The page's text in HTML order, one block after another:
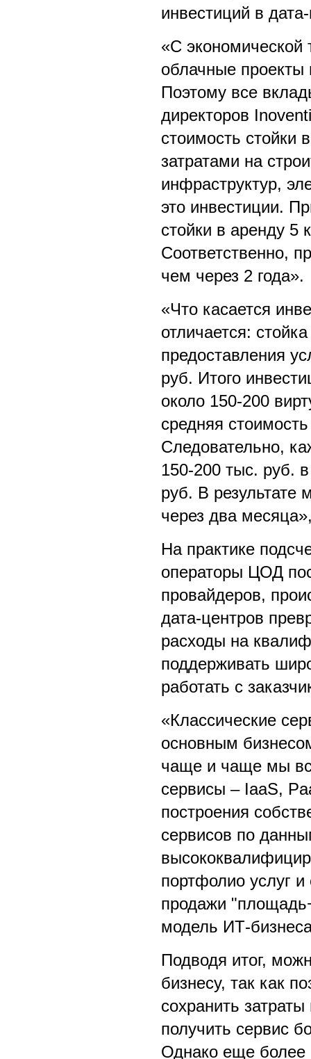
инвестиций в
«С экономической
облачные
Поэтому все
директоров
стоимость стойки
затратами на
инфраструктур,
это инвестиции.
стойки в аренду 5
Соответственно,
чем через 2 года».
«Что касается
отличается:
предоставления
руб. Итого
около 150-200
средняя
Следовательно,
150-200 тыс. руб.
руб. В результате
через два
На практике
операторы ЦОД
провайдеров,
дата-центров
расходы на
поддерживать
работать с
«Классические
основным
чаще и чаще мы
сервисы – IaaS,
построения
сервисов по
портфолио услуг
продажи
модель ИТ-
Подводя итог,
бизнесу, так как
сохранить
получить сервис
Однако еще более